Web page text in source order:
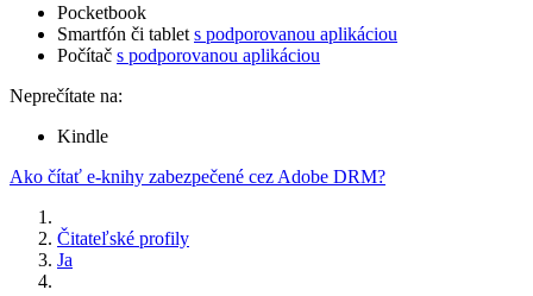
Pocketbook
Smartfón či tablet s podporovanou aplikáciou
Počítač s podporovanou aplikáciou
Neprečítate na:
Kindle
Ako čítať e-knihy zabezpečené cez Adobe DRM?
Čitateľské profily
Ja